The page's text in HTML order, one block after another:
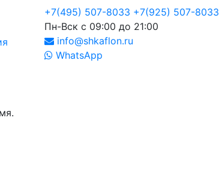
+7(495) 507-8033 +7(925) 507-8033
Пн-Вск с 09:00 до 21:00
info@shkaflon.ru
WhatsApp